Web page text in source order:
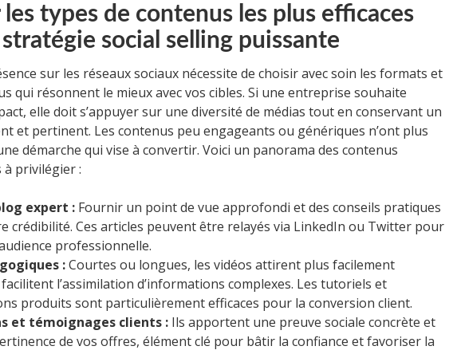
types de contenus les plus efficaces
social selling puissante
sur les réseaux sociaux nécessite de choisir avec soin les formats et
qui résonnent le mieux avec vos cibles. Si une entreprise souhaite
elle doit s’appuyer sur une diversité de médias tout en conservant un
et pertinent. Les contenus peu engageants ou génériques n’ont plus
démarche qui vise à convertir. Voici un panorama des contenus
privilégier :
expert : Fournir un point de vue approfondi et des conseils pratiques
crédibilité. Ces articles peuvent être relayés via LinkedIn ou Twitter pour
professionnelle.
:Courtes ou longues, les vidéos attirent plus facilement
l’assimilation d’informations complexes. Les tutoriels et
produits sont particulièrement efficaces pour la conversion client.
et témoignages clients : Ils apportent une preuve sociale concrète et
de vos offres, élément clé pour bâtir la confiance et favoriser la